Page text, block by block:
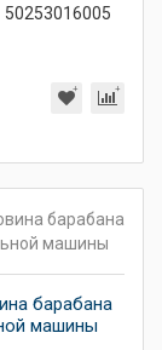
50253016005
барабана
машины